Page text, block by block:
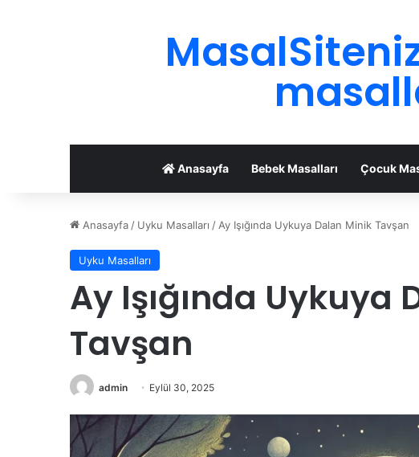
Anasayfa Bebek Masalları Çocuk
Anasayfa / Uyku Masalları / Ay Işığında Uykuya Dalan Minik Tavşan
Uyku Masalları
Ay Işığında Uykuya
Tavşan
admin Eylül 30, 2025